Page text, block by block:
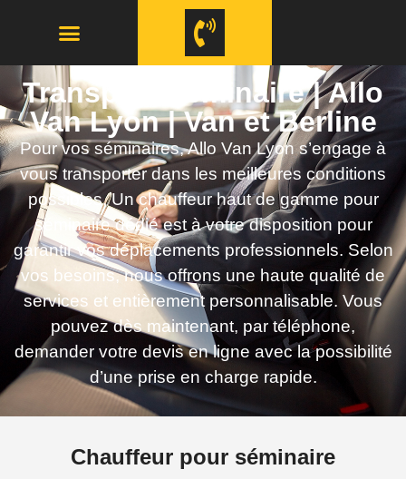
Transport Séminaire | Allo
Van Lyon | Van et Berline
Pour vos séminaires, Allo Van Lyon s’engage à
vous transporter dans les meilleures conditions
possibles. Un chauffeur haut de gamme pour
séminaire dédié est à votre disposition pour
garantir vos déplacements professionnels. Selon
vos besoins, nous offrons une haute qualité de
services et entièrement personnalisable. Vous
pouvez dès maintenant, par téléphone,
demander votre devis en ligne avec la possibilité
d’une prise en charge rapide.
Chauffeur pour séminaire